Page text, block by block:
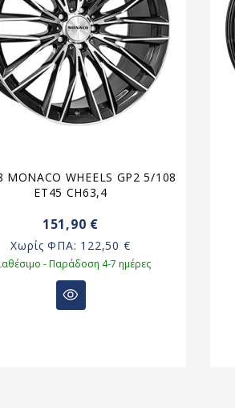
MONACO WHEELS GP2 5/108
ET45 CH63,4
151,90 €
Χωρίς ΦΠΑ: 122,50 €
- Παράδοση 4-7 ημέρες